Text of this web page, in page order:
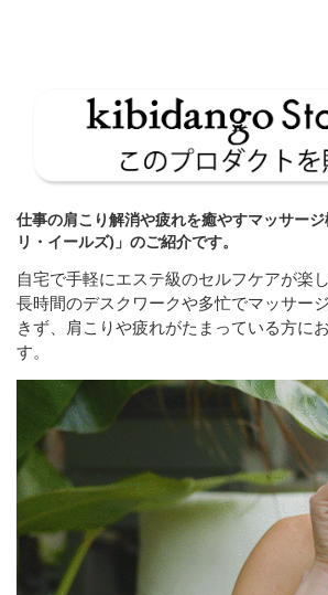
仕事の肩こり解消や疲れを癒やすマッサージ
リ・イールズ)」のご紹介です。
自宅で手軽にエステ級のセルフケアが楽し
長時間のデスクワークや多忙でマッサー
きず、肩こりや疲れがたまっている方に
す。